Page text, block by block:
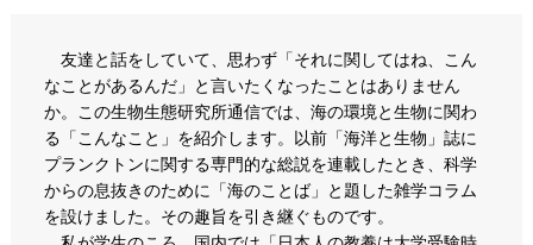
友達と話をしていて、思わず「それに関してはね、こん
なことがあるんだ」と言いたくなったことはありません
か。この生物生態研究所通信では、海の環境と生物に関わ
る「こんなこと」を紹介します。以前「海洋と生物」誌に
プランクトンに関する専門的な総説を連載したとき、科学
からの息抜きのために「海のことば」と題した雑学コラム
を設けました。その趣旨を引き継ぐものです。